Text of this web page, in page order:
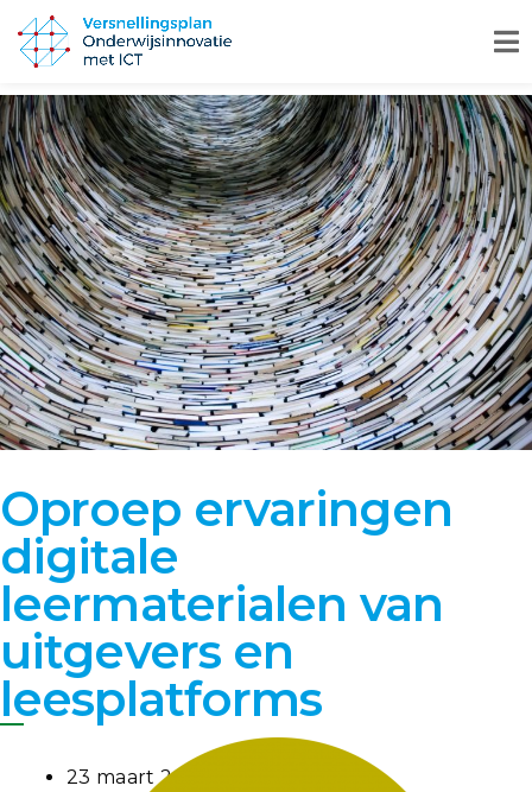
Oproep ervaringen
digitale
leermaterialen van
uitgevers en
leesplatforms
23 maart 2021